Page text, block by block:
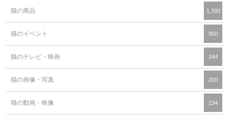
猫の商品 1,393
猫のイベント 950
猫のテレビ・映画 244
猫の画像・写真 200
猫の動画・映像 134